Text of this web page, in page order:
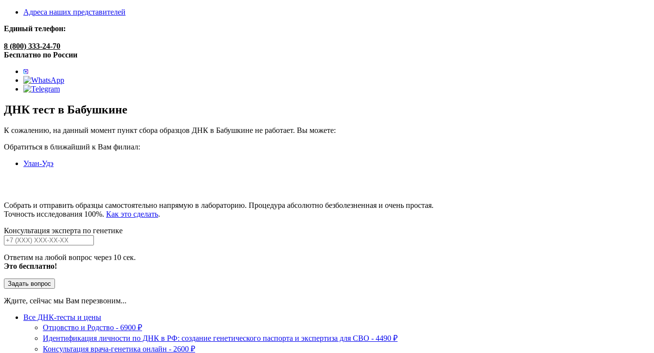
Адреса наших представителей
Единый телефон:
8 (800) 333-24-70
Бесплатно по России
ДНК тест в Бабушкине
К сожалению, на данный момент пункт сбора образцов ДНК в Бабушкине не работает. Вы можете:
Обратиться в ближайший к Вам филиал:
Улан-Удэ
Собрать и отправить образцы самостоятельно напрямую в лабораторию. Процедура абсолютно безболезненная и очень простая.
Точность исследования 100%. Как это сделать.
Консультация эксперта по генетике
Ответим на любой вопрос через 10 сек.
Это бесплатно!
Задать вопрос
Ждите, сейчас мы Вам перезвоним...
Все ДНК-тесты и цены
Отцовство и Родство - 6900 ₽
Идентификация личности по ДНК в РФ: создание генетического паспорта и экспертиза для СВО - 4490 ₽
Консультация врача-генетика онлайн - 2600 ₽